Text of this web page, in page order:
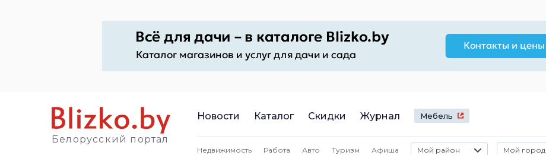
Белорусский портал
Новости Каталог Скидки Журнал Мебель
Недвижимость Работа Авто Туризм Афиша Мой район Мой город